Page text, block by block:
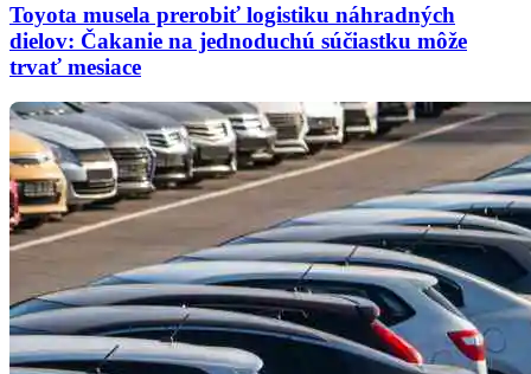
Toyota musela prerobiť logistiku náhradných
dielov: Čakanie na jednoduchú súčiastku môže
trvať mesiace